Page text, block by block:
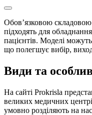
Обов’язковою
підходять для
пацієнтів. Моделі
що полегшує вибір,
Види та
На сайті Prokrisla
великих медичних
умовно розділяють на